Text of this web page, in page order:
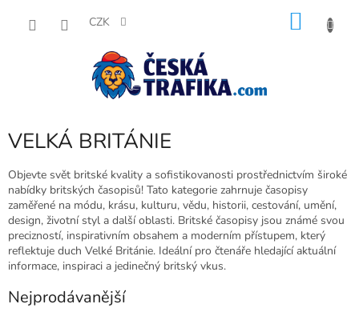
CZK
VELKÁ BRITÁNIE
Objevte svět britské kvality a sofistikovanosti prostřednictvím široké
nabídky britských časopisů! Tato kategorie zahrnuje časopisy
zaměřené na módu, krásu, kulturu, vědu, historii, cestování, umění,
design, životní styl a další oblasti. Britské časopisy jsou známé svou
precizností, inspirativním obsahem a moderním přístupem, který
reflektuje duch Velké Británie. Ideální pro čtenáře hledající aktuální
informace, inspiraci a jedinečný britský vkus.
Nejprodávanější